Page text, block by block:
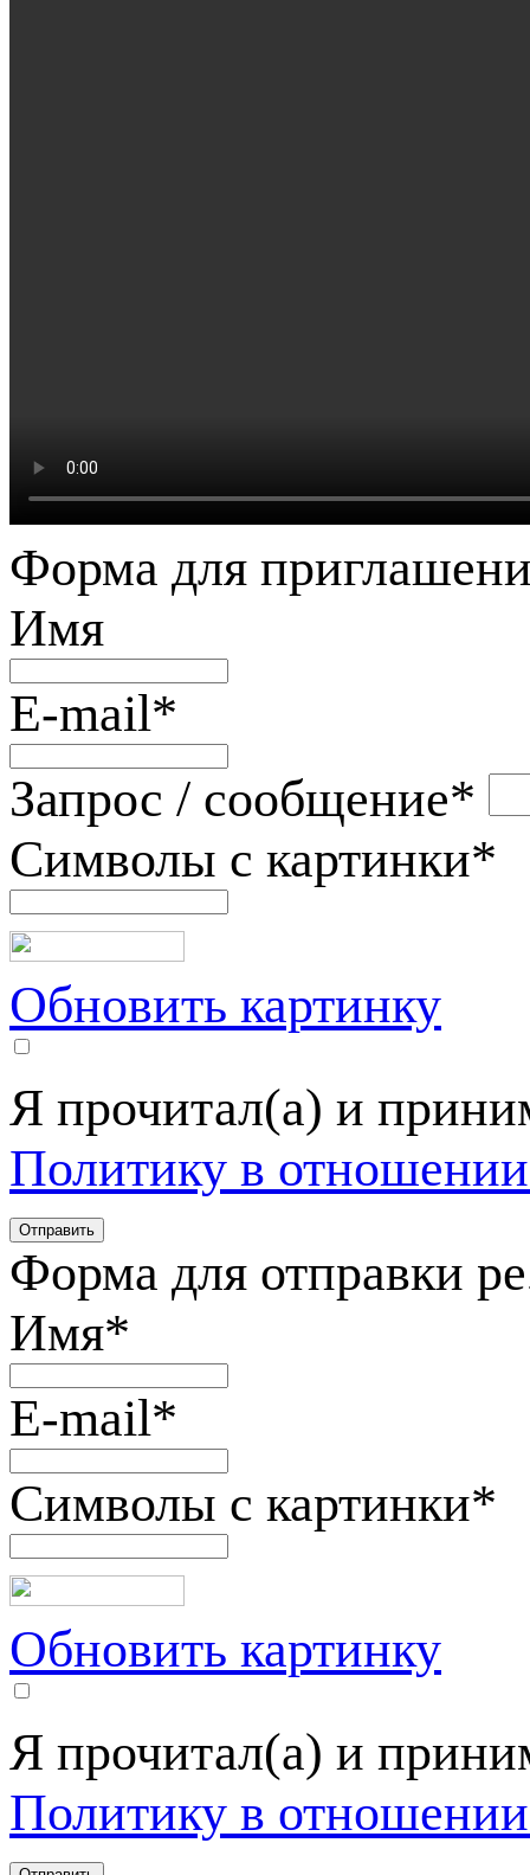
Форма для
Имя
E-mail*
Запрос / сообщение*
Символы с картинки*
Обновить картинку
Я прочитал(а) и
Политику в
Форма для отправки
Имя*
E-mail*
Символы с картинки*
Обновить картинку
Я прочитал(а) и
Политику в